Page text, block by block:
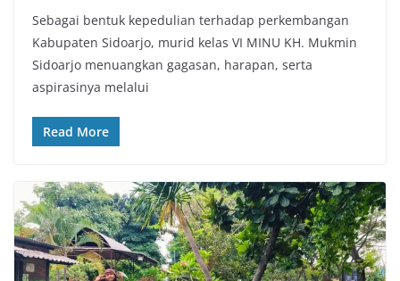
Sebagai bentuk kepedulian terhadap perkembangan
Kabupaten Sidoarjo, murid kelas VI MINU KH. Mukmin
Sidoarjo menuangkan gagasan, harapan, serta
aspirasinya melalui
Read More